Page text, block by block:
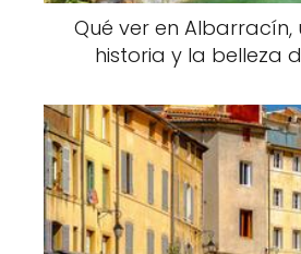
Qué ver en Albarracín,
historia y la belleza